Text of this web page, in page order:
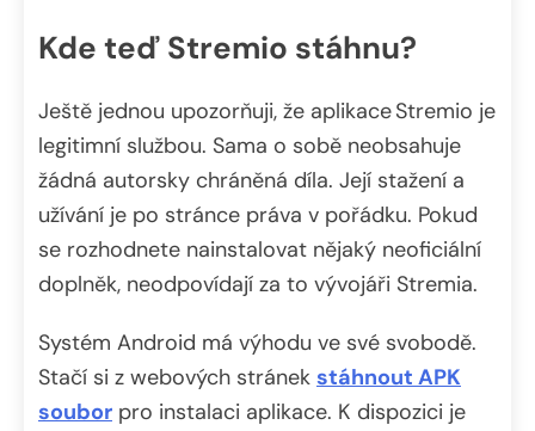
Kde teď Stremio stáhnu?
Ještě jednou upozorňuji, že aplikace Stremio je
legitimní službou. Sama o sobě neobsahuje
žádná autorsky chráněná díla. Její stažení a
užívání je po stránce práva v pořádku. Pokud
se rozhodnete nainstalovat nějaký neoficiální
doplněk, neodpovídají za to vývojáři Stremia.
Systém Android má výhodu ve své svobodě.
Stačí si z webových stránek stáhnout APK
soubor pro instalaci aplikace. K dispozici je